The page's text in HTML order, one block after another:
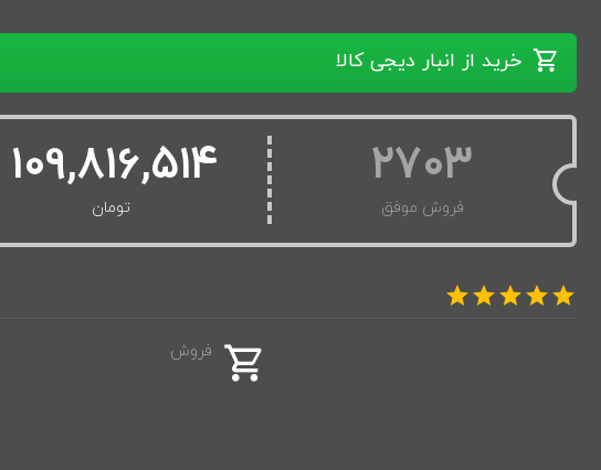
خرید از انبار دیجی کالا
109,816,514
تومان
2703
فروش موفق
فروش